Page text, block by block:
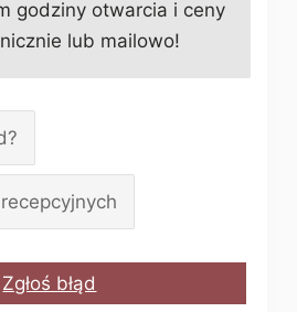
godziny otwarcia i ceny
lub mailowo!
Zgłoś błąd